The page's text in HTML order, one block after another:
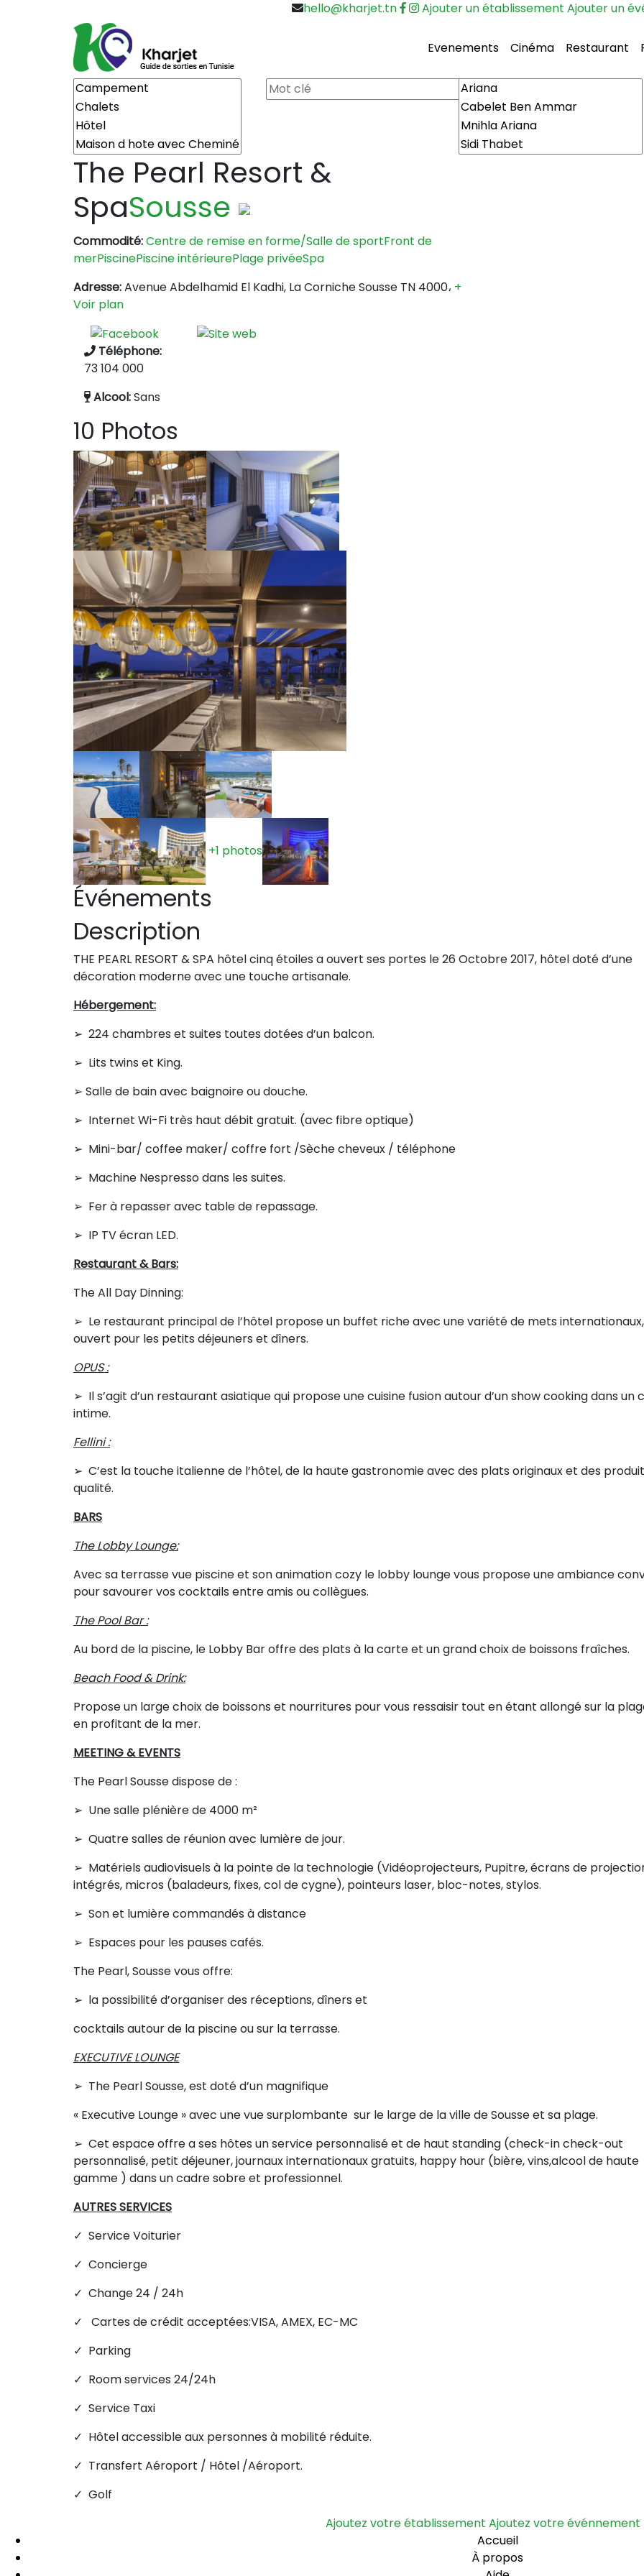
hello@kharjet.tn Ajouter un établissement Ajouter un
Evenements Cinéma Restaurant
The Pearl Resort &
SpaSousse
Commodité:Centre de remise en forme/Salle de sportFront de
merPiscinePiscine intérieurePlage privéeSpa
Adresse:Avenue Abdelhamid El Kadhi, La Corniche Sousse TN 4000، +
Voir plan
Téléphone:
73 104 000
Alcool:Sans
10 Photos
+1 photos
Événements
Description
THE PEARL RESORT & SPA hôtel cinq étoiles a ouvert ses portes le 26 Octobre 2017, hôtel doté d’une
décoration moderne avec une touche artisanale.
Hébergement:
➢ 224 chambres et suites toutes dotées d’un balcon.
➢ Lits twins et King.
➢ Salle de bain avec baignoire ou douche.
➢ Internet Wi-Fi très haut débit gratuit. (avec fibre optique)
➢ Mini-bar/ coffee maker/ coffre fort /Sèche cheveux / téléphone
➢ Machine Nespresso dans les suites.
➢ Fer à repasser avec table de repassage.
➢ IP TV écran LED.
Restaurant & Bars:
The All Day Dinning:
➢ Le restaurant principal de l’hôtel propose un buffet riche avec une variété de mets internationaux,
ouvert pour les petits déjeuners et dîners.
OPUS :
➢ Il s’agit d’un restaurant asiatique qui propose une cuisine fusion autour d’un show cooking dans un
intime.
Fellini :
➢ C’est la touche italienne de l’hôtel, de la haute gastronomie avec des plats originaux et des
qualité.
BARS
The Lobby Lounge:
Avec sa terrasse vue piscine et son animation cozy le lobby lounge vous propose une ambiance
pour savourer vos cocktails entre amis ou collègues.
The Pool Bar :
Au bord de la piscine, le Lobby Bar offre des plats à la carte et un grand choix de boissons fraîches.
Beach Food & Drink:
Propose un large choix de boissons et nourritures pour vous ressaisir tout en étant allongé sur la
en profitant de la mer.
MEETING & EVENTS
The Pearl Sousse dispose de :
➢ Une salle plénière de 4000 m²
➢ Quatre salles de réunion avec lumière de jour.
➢ Matériels audiovisuels à la pointe de la technologie (Vidéoprojecteurs, Pupitre, écrans de
intégrés, micros (baladeurs, fixes, col de cygne), pointeurs laser, bloc-notes, stylos.
➢ Son et lumière commandés à distance
➢ Espaces pour les pauses cafés.
The Pearl, Sousse vous offre:
➢ la possibilité d’organiser des réceptions, dîners et
cocktails autour de la piscine ou sur la terrasse.
EXECUTIVE LOUNGE
➢ The Pearl Sousse, est doté d’un magnifique
« Executive Lounge » avec une vue surplombante sur le large de la ville de Sousse et sa plage.
➢ Cet espace offre a ses hôtes un service personnalisé et de haut standing (check-in check-out
personnalisé, petit déjeuner, journaux internationaux gratuits, happy hour (bière, vins,alcool de haute
gamme ) dans un cadre sobre et professionnel.
AUTRES SERVICES
✓ Service Voiturier
✓ Concierge
✓ Change 24 / 24h
✓ Cartes de crédit acceptées:VISA, AMEX, EC-MC
✓ Parking
✓ Room services 24/24h
✓ Service Taxi
✓ Hôtel accessible aux personnes à mobilité réduite.
✓ Transfert Aéroport / Hôtel /Aéroport.
✓ Golf
Ajoutez votre établissement Ajoutez votre événnement
Accueil
À propos